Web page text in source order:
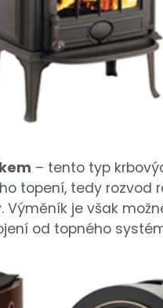
– tento typ
topení, tedy rozvod
Výměník je však
od topného